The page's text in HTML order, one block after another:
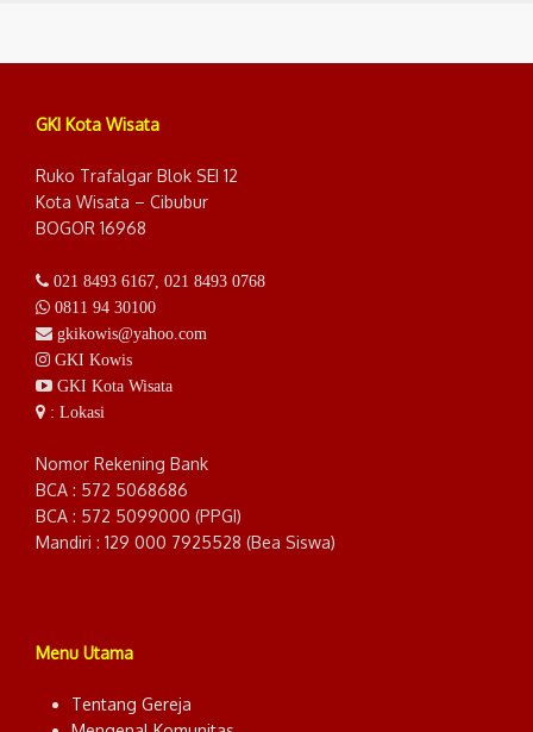
GKI Kota Wisata
Ruko Trafalgar Blok SEI 12
Kota Wisata – Cibubur
BOGOR 16968
021 8493 6167 021 8493 0768
0811 94 30100
gkikowis@yahoo.com
GKI Kowis
GKI Kota Wisata
: Lokasi
Nomor Rekening Bank
BCA : 572 5068686
BCA : 572 5099000 (PPGI)
Mandiri : 129 000 7925528 (Bea Siswa)
Menu Utama
Tentang Gereja